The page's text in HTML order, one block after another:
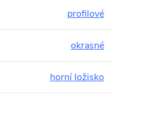
profilové
okrasné
horní ložisko